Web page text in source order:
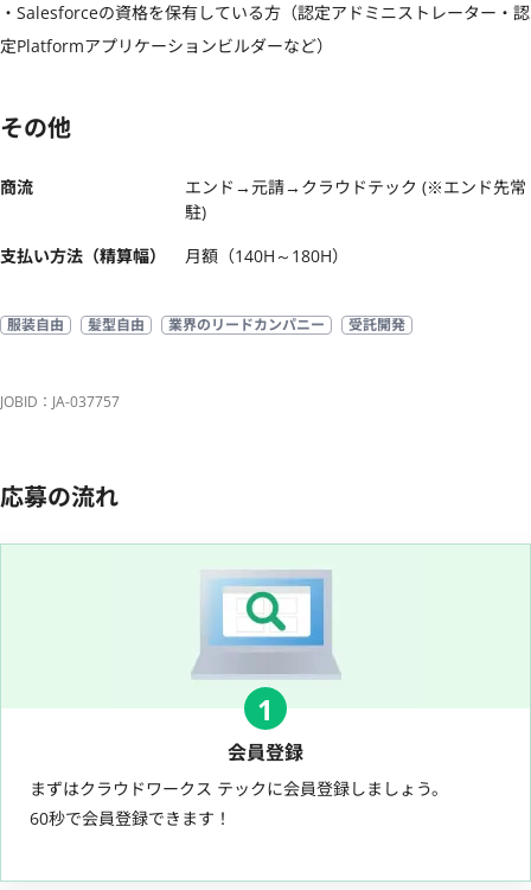
・Salesforceの資格を保有している方（認定アドミニストレーター・認
定Platformアプリケーションビルダーなど）
その他
商流
エンド→元請→クラウドテック (※エンド先常
駐)
支払い方法（精算幅）
月額（140H～180H）
服装自由 髪型自由 業界のリードカンパニー 受託開発
JOBID：JA-037757
応募の流れ
1
会員登録
まずはクラウドワークス テックに会員登録しましょう。
60秒で会員登録できます！